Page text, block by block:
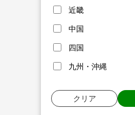
近畿
中国
四国
九州・沖縄
クリア